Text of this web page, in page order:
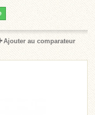
Ajouter au comparateur